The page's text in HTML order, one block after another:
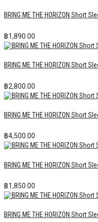
BRING ME THE HORIZON Short
฿1,890.00
BRING ME THE HORIZON Short
฿2,800.00
BRING ME THE HORIZON Short
฿4,500.00
BRING ME THE HORIZON Short
฿1,850.00
BRING ME THE HORIZON Short